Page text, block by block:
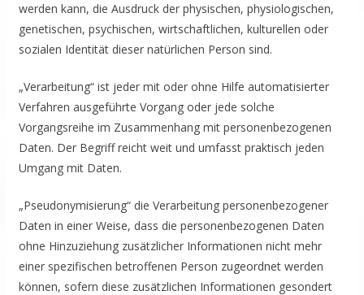
werden kann, die Ausdruck der physischen, physiologischen,
genetischen, psychischen, wirtschaftlichen, kulturellen oder
sozialen Identität dieser natürlichen Person sind.
„Verarbeitung“ ist jeder mit oder ohne Hilfe automatisierter
Verfahren ausgeführte Vorgang oder jede solche
Vorgangsreihe im Zusammenhang mit personenbezogenen
Daten. Der Begriff reicht weit und umfasst praktisch jeden
Umgang mit Daten.
„Pseudonymisierung“ die Verarbeitung personenbezogener
Daten in einer Weise, dass die personenbezogenen Daten
ohne Hinzuziehung zusätzlicher Informationen nicht mehr
einer spezifischen betroffenen Person zugeordnet werden
können, sofern diese zusätzlichen Informationen gesondert